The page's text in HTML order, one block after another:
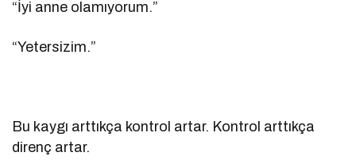
“İyi anne olamıyorum.”
“Yetersizim.”
Bu kaygı arttıkça kontrol artar. Kontrol arttıkça
direnç artar.